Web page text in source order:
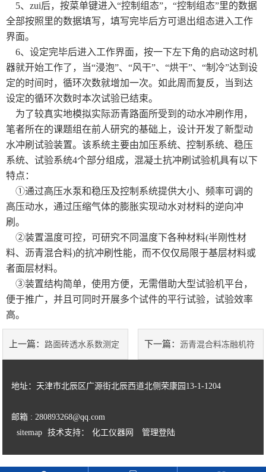
5、zui后，按菜单键进入“控制组态”，“控制组态”里的数据
全部按照里的数据填写，填写完毕后方可退出组态进入工作
界面。
6、设定完毕后进入工作界面，按一下左下角的启动这时机
器就开始工作了，当“浸泡”、“风干”、“烘干”、“制冷”达到设
定的时间时，循环次数就增加一次。如此周而复反，当到达
设定的循环次数时本次试验已结束。
为了较真实地模拟实际沥青路面所受到的动水冲刷作用，
笔者所在的课题组在前人研究的基础上，设计开发了新型动
水冲刷试验装置。该系统主要由加压系统、控制系统、稳压
系统、试验系统4个部分组成，混凝土抗冲刷试验机具有以下
特点：
①通过高压水泵和稳压及控制系统提供大小、频率可调的
高压动水，通过压缩气体的膨胀实现动水对材料的逆向冲
刷。
②装置温度可控，可研究不同温度下各种材料(半刚性材
料、沥青混合料)的抗冲刷性能，而不仅仅局限于基层材料或
者面层材料。
③装置结构简单，使用方便，无需借助大型试验机平台，
便于推广，并且可同时开展多个试件的平行试验，试验效率
高。
上一篇： 路面砖透水系数测定 下一篇： 沥青混合料冻融机符
地址：天津市北辰区广源街北辰西道北侧荣康园13-1-1204
邮箱 : 280893268@qq.com
sitemap
技术支持： 化工仪器网 管理登陆